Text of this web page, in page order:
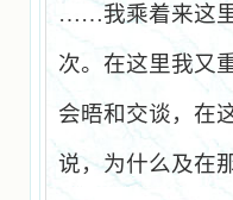
……我乘着来这里
次。在这里我又
会晤和交谈，在
说，为什么及在